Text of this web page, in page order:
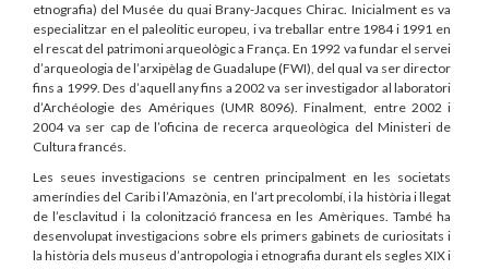
etnografia) del Musée du quai Brany-Jacques Chirac. Inicialment es va
especialitzar en el paleolític europeu, i va treballar entre 1984 i 1991 en
el rescat del patrimoni arqueològic a França. En 1992 va fundar el servei
d’arqueologia de l’arxipèlag de Guadalupe (FWI), del qual va ser director
fins a 1999. Des d’aquell any fins a 2002 va ser investigador al laboratori
d’Archéologie des Amériques (UMR 8096). Finalment, entre 2002 i
2004 va ser cap de l’oficina de recerca arqueològica del Ministeri de
Cultura francés.
Les seues investigacions se centren principalment en les societats
ameríndies del Carib i l’Amazònia, en l’art precolombí, i la història i llegat
de l’esclavitud i la colonització francesa en les Amèriques. També ha
desenvolupat investigacions sobre els primers gabinets de curiositats i
la història dels museus d’antropologia i etnografia durant els segles XIX i